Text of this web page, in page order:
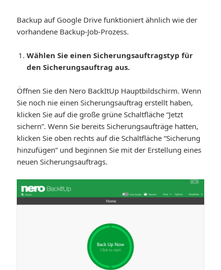
Backup auf Google Drive funktioniert ähnlich wie der
vorhandene Backup-Job-Prozess.
Wählen Sie einen Sicherungsauftragstyp für
den Sicherungsauftrag aus.
Öffnen Sie den Nero BackItUp Hauptbildschirm. Wenn
Sie noch nie einen Sicherungsauftrag erstellt haben,
klicken Sie auf die große grüne Schaltfläche “Jetzt
sichern”. Wenn Sie bereits Sicherungsaufträge hatten,
klicken Sie oben rechts auf die Schaltfläche “Sicherung
hinzufügen” und beginnen Sie mit der Erstellung eines
neuen Sicherungsauftrags.